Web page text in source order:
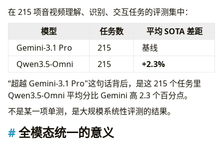
在 215 项音视频理解、识别、交互任务的评测集中：
模型
任务数
平均 SOTA 差距
Gemini-3.1 Pro
215
基线
Qwen3.5-Omni
215
+2.3%
“超越 Gemini-3.1 Pro"这句话背后，是这 215 个任务里
Qwen3.5-Omni 平均分比 Gemini 高 2.3 个百分点。
不是某一项单测，是大规模系统性评测的结果。
全模态统一的意义